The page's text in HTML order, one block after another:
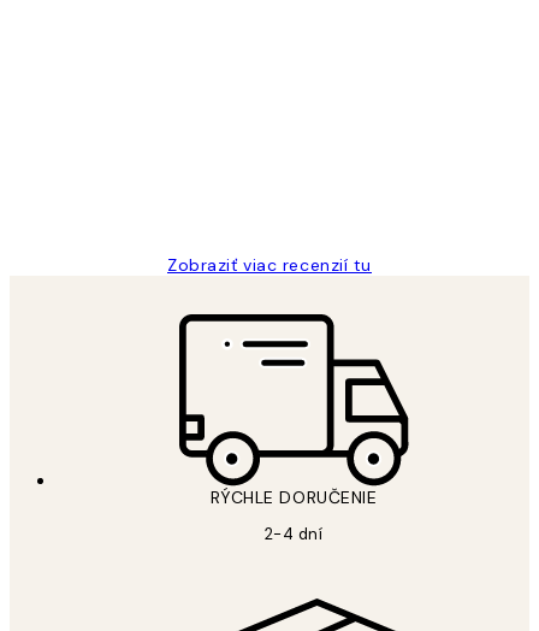
Zobraziť viac recenzií tu
RÝCHLE DORUČENIE
2-4 dní